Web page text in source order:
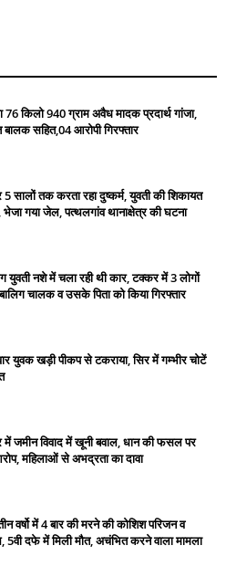
76 किलो 940 ग्राम अवैध मादक प्रदार्थ गांजा,
सहित,04 आरोपी गिरफ्तार
सालों तक करता रहा दुष्कर्म, युवती की शिकायत
भेजा गया जेल, पत्थलगांव थानाक्षेत्र की घटना
युवती नशे में चला रही थी कार, टक्कर में 3 लोगों
चालक व उसके पिता को किया गिरफ्तार
युवक खड़ी पीकप से टकराया, सिर में गम्भीर चोटें
में जमीन विवाद में खूनी बवाल, धान की फसल पर
महिलाओं से अभद्रता का दावा
वर्षो में 4 बार की मरने की कोशिश परिजन व
5वी दफे में मिली मौत, अचंभित करने वाला मामला